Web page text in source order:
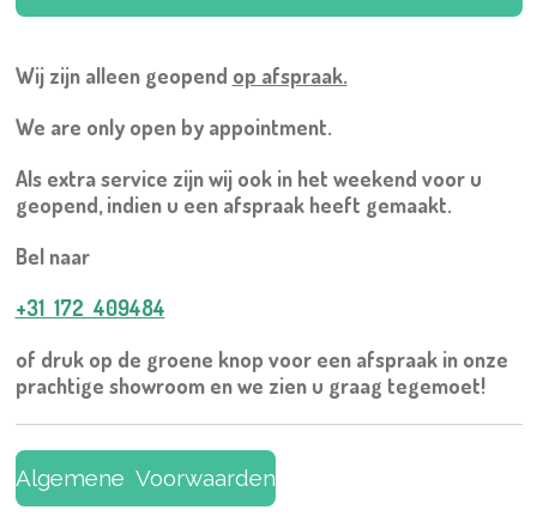
Wij zijn alleen geopend op afspraak.
We are only open by appointment.
Als extra service zijn wij ook in het weekend voor u
geopend, indien u een afspraak heeft gemaakt.
Bel naar
+31 172 409484
of druk op de groene knop voor een afspraak in onze
prachtige showroom en we zien u graag tegemoet!
Algemene Voorwaarden